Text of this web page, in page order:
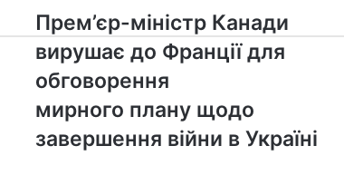
Прем’єр-
міністр
Канади
вирушає
до
Франції
обговорення
Прем’єр-міністр Канади
вирушає до Франції для
обговорення
мирного плану щодо
завершення війни в Україні